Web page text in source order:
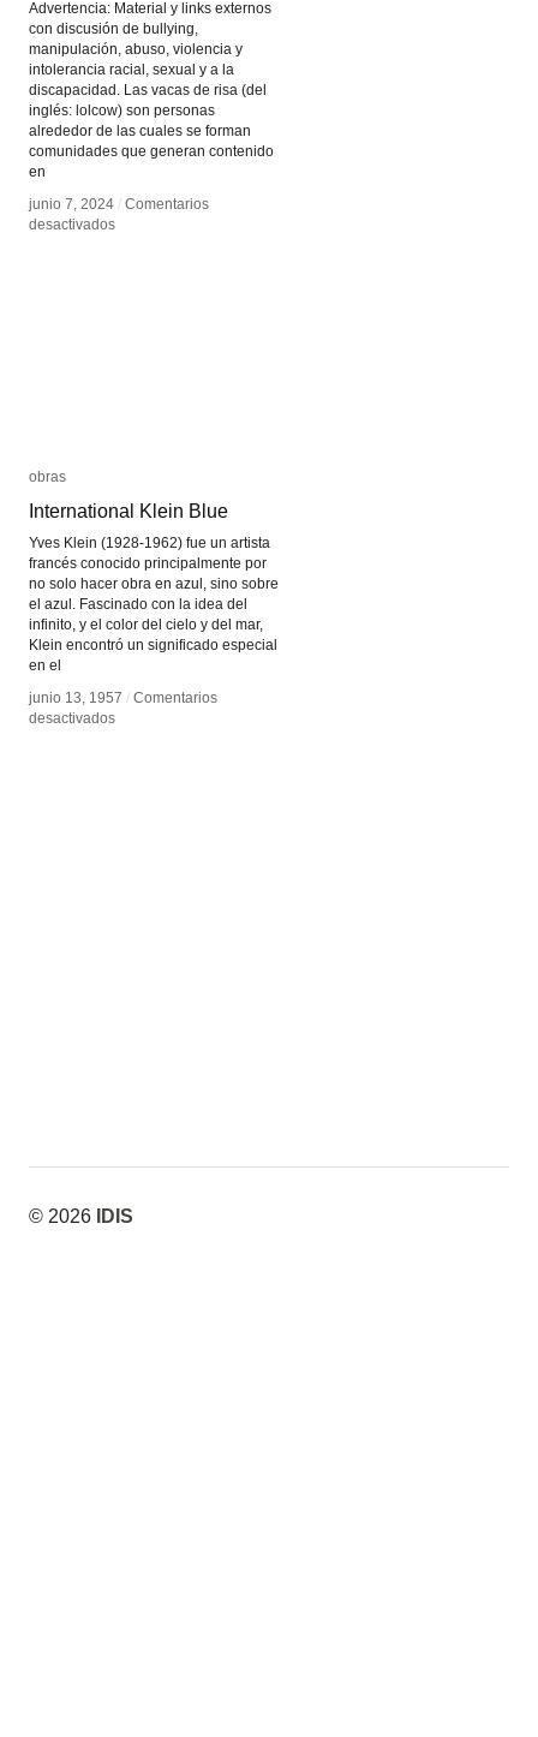
Advertencia: Material y links externos
con discusión de bullying,
manipulación, abuso, violencia y
intolerancia racial, sexual y a la
discapacidad. Las vacas de risa (del
inglés: lolcow) son personas
alrededor de las cuales se forman
comunidades que generan contenido
en
junio 7, 2024 / Comentarios
desactivadosen
junio 7, 2024 / Comentarios
desactivadosen
obras
International Klein Blue
Yves Klein (1928-1962) fue un artista
francés conocido principalmente por
no solo hacer obra en azul, sino sobre
el azul. Fascinado con la idea del
infinito, y el color del cielo y del mar,
Klein encontró un significado especial
en el
junio 13, 1957 / Comentarios
desactivadosen
obras
International Klein Blue
junio 13, 1957 / Comentarios
desactivadosen
© 2026 IDIS